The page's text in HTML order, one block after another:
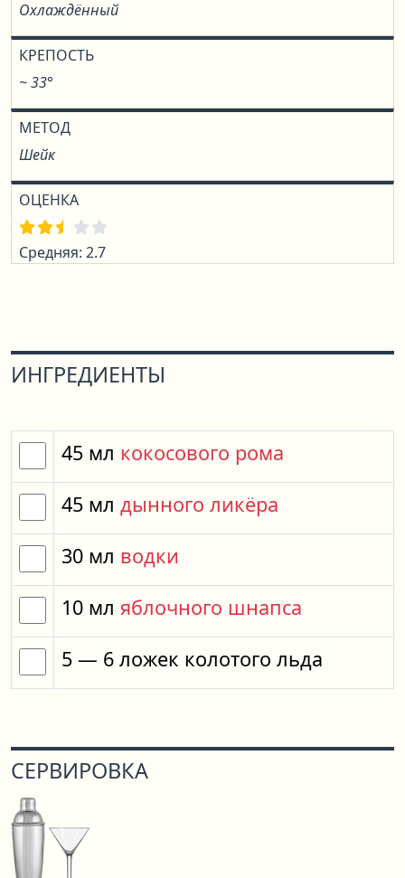
Охлаждённый
КРЕПОСТЬ
~ 33°
МЕТОД
Шейк
ОЦЕНКА
Средняя: 2.7
ИНГРЕДИЕНТЫ
45 мл кокосового рома
45 мл дынного ликёра
30 мл водки
10 мл яблочного шнапса
5 — 6 ложек колотого льда
СЕРВИРОВКА